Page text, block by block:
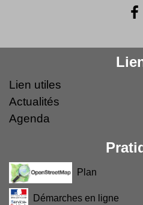
Lien utiles
Actualités
Agenda
Plan
Démarches en ligne